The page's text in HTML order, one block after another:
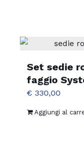
scelte
pagina
del
prodotto
Set sedie
faggio
€ 330,00
Aggiungi al